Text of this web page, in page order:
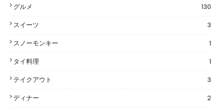
グルメ
130
スイーツ
3
スノーモンキー
1
タイ料理
1
テイクアウト
3
ディナー
2